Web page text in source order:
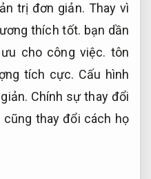
trị đơn giản. Thay vì
thích tốt. bạn dần
cho công việc. tôn
tích cực. Cấu hình
Chính sự thay đổi
thay đổi cách họ